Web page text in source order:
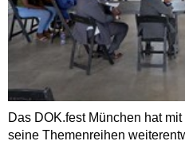
Das DOK.fest München hat
seine Themenreihen